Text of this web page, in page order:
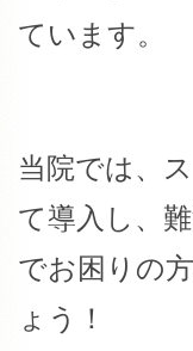
ています。
当院では、
て導入し、
でお困りの
ょう！